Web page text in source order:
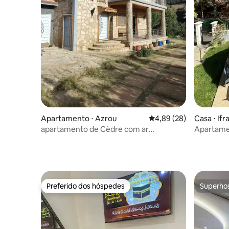
Apartamento ⋅ Azrou 4,89 de uma avaliação
4,89 (28)
apartamento de Cèdre com ar
Casa ⋅
Preferido dos hóspedes
Preferido dos hóspedes